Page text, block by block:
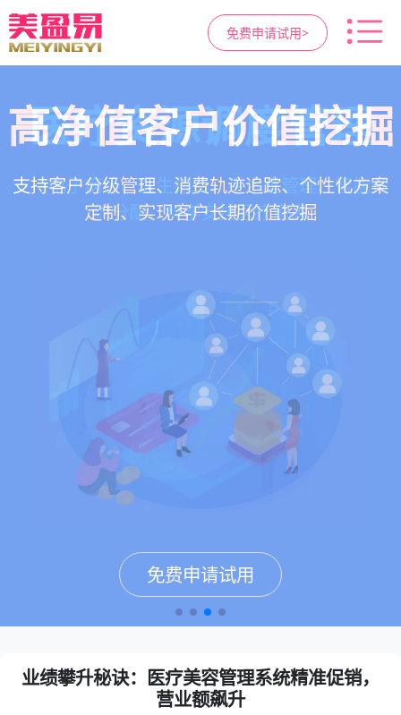
免费申请试用>
智慧医美管理系统
一站式解决医美机构预约、咨询、手术安排、会
员管理、财务核算全流程管理
免费申请试用
医疗资源调度管理
支持电子病历、医生排班、手术室管理、智能预
约分配，科学安排医疗资源
免费申请试用
高净值客户价值挖掘
支持客户分级管理、消费轨迹追踪、个性化方案
定制、实现客户长期价值挖掘
免费申请试用
营销与私域运营
提供小程序商城、私域scrm、项目套餐、裂变分
销多种营销工具，助力获客与转化
免费申请试用
业绩攀升秘诀：医疗美容管理系统精准促销，
营业额飙升